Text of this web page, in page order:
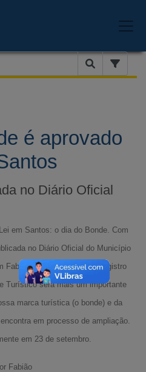
é aprovado
no Diário Oficial
em Santos: o dia do Bonde. Com
no Diário Oficial do Município
Fabião, a data merece um registro
Turístico será mais um importante
marca turística (o bonde) e da
em processo de ampliação.
em 23 de setembro.
Fabião